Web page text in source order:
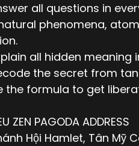
all questions in
phenomena,
all hidden
the secret from
the formula to get
ZEN PAGODA ADDRESS
Hội Hamlet, Tân Mỹ